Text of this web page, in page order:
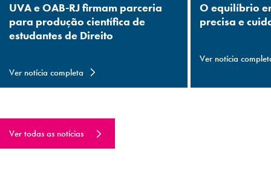
UVA e OAB-RJ firmam parceria
para produção científica de
estudantes de Direito
Ver notícia completa
O equilíbrio
precisa e
Ver notícia
Ver todas as notícias